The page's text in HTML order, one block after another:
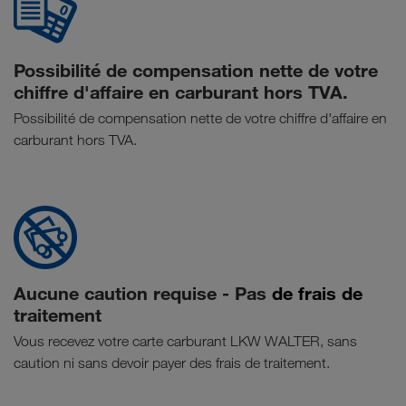
Possibilité de compensation nette de votre
chiffre d'affaire en carburant hors TVA.
Possibilité de compensation nette de votre chiffre d'affaire en
carburant hors TVA.
Aucune caution requise - Pas de frais de
traitement
Vous recevez votre carte carburant LKW WALTER, sans
caution ni sans devoir payer des frais de traitement.